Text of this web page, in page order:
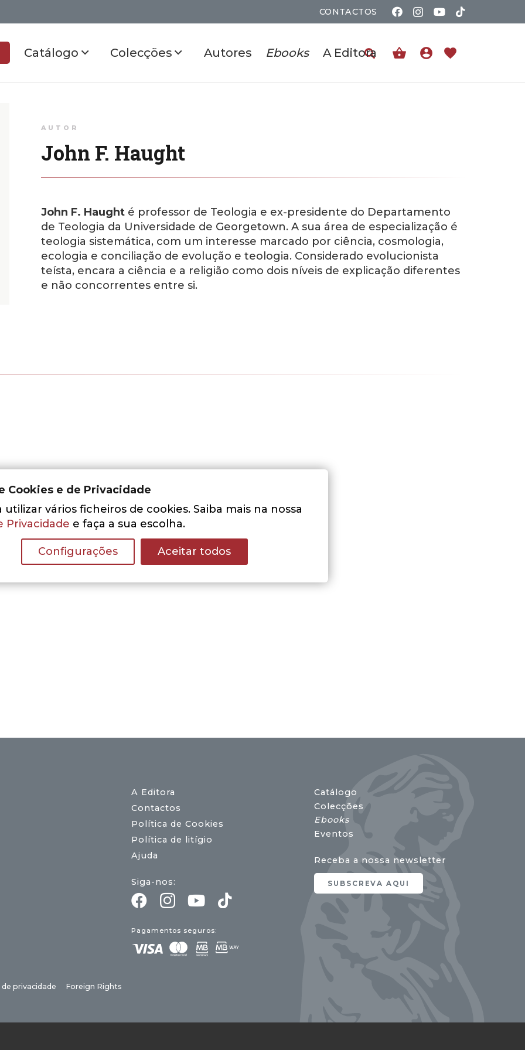
CONTACTOS
Catálogo Colecções Autores Ebooks A Editora shopping_basket account_circle favorite
AUTOR
John F. Haught
John F. Haught é professor de Teologia e ex-presidente do Departamento
de Teologia da Universidade de Georgetown. A sua área de especialização é
teologia sistemática, com um interesse marcado por ciência, cosmologia,
ecologia e conciliação de evolução e teologia. Considerado evolucionista
teísta, encara a ciência e a religião como dois níveis de explicação diferentes
e não concorrentes entre si.
A Editora
Contactos
Política de Cookies
Política de litígio
Ajuda
Siga-nos:
Pagamentos seguros:
Catálogo
Colecções
Ebooks
Eventos
Receba a nossa newsletter
SUBSCREVA AQUI
privacidade Foreign Rights
Cookies e de Privacidade
utilizar vários ficheiros de cookies. Saiba mais na nossa
Privacidade e faça a sua escolha.
Configurações Aceitar todos